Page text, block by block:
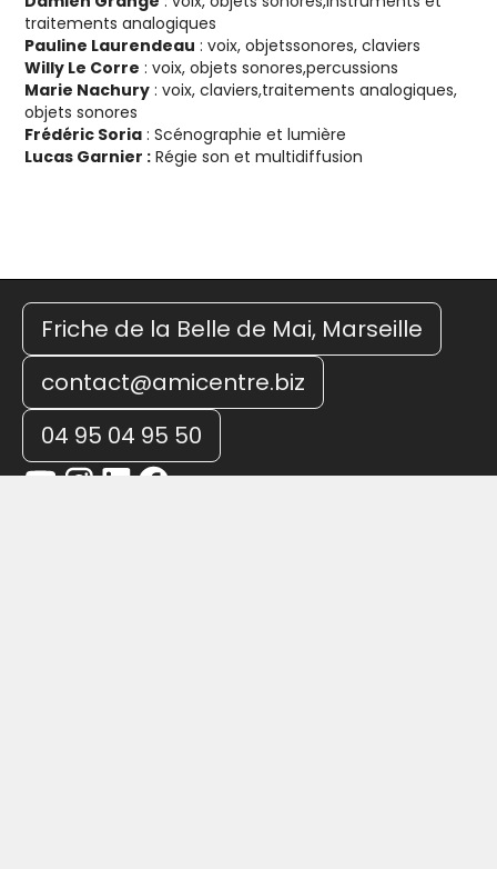
traitements analogiques
Pauline Laurendeau : voix, objetssonores, claviers
Willy Le Corre : voix, objets sonores,percussions
Marie Nachury : voix, claviers,traitements analogiques,
objets sonores
Frédéric Soria : Scénographie et lumière
Lucas Garnier : Régie son et multidiffusion
Friche de la Belle de Mai, Marseille
contact@amicentre.biz
04 95 04 95 50